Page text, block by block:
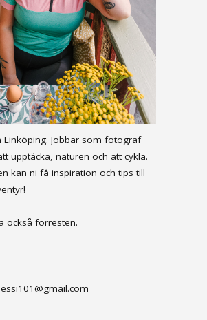
Linköping. Jobbar som fotograf
upptäcka, naturen och att cykla.
kan ni få inspiration och tips till
också förresten.